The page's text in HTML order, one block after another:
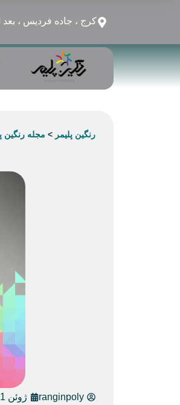
کرج ، جاده فردیس ، بعد از گلستان 44 ، ساختمان
رنگین پلیمر > مجله رنگین
ranginpoly
ژوئن 11, 2023